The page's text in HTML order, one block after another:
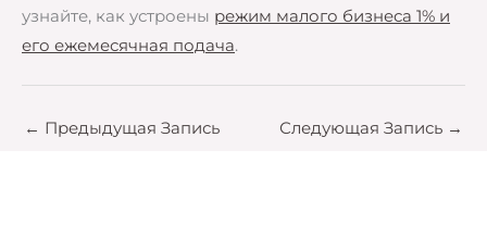
узнайте, как устроены режим малого бизнеса 1% и
его ежемесячная подача.
← Предыдущая Запись Следующая Запись →